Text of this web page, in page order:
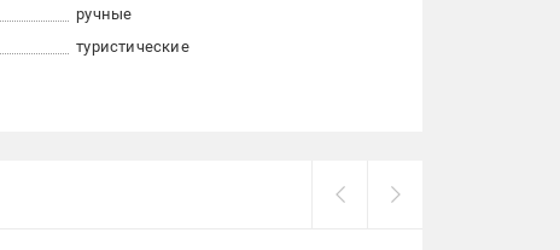
ручные
туристические